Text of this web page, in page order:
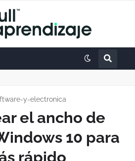
y-electronica
el ancho de
10 para
rápido